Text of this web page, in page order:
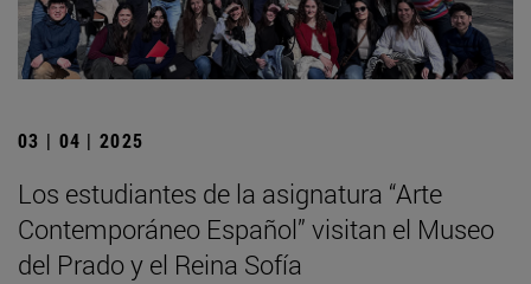
03 | 04 | 2025
Los estudiantes de la asignatura “Arte
Contemporáneo Español” visitan el Museo
del Prado y el Reina Sofía